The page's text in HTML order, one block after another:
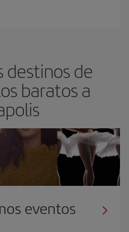
destinos de
baratos a
eventos